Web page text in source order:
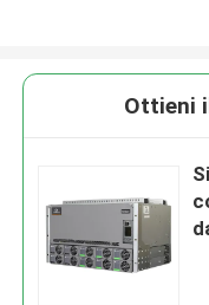
Ottieni